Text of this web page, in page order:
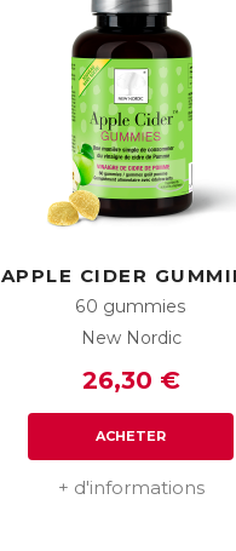
APPLE CIDER
60 gummies
New Nordic
26,30 €
ACHETER
+ d'informations